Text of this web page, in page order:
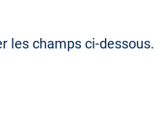
les champs ci-dessous.